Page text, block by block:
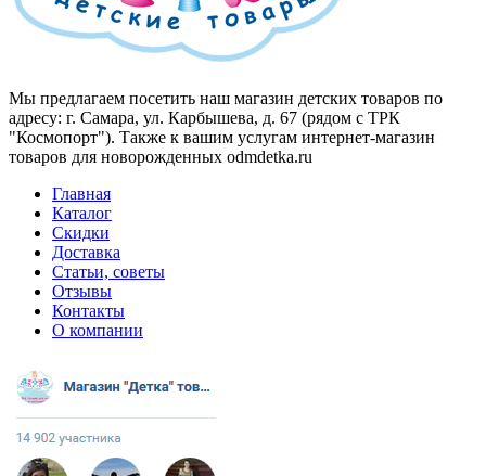
Мы предлагаем посетить наш магазин детских товаров по
адресу: г. Самара, ул. Карбышева, д. 67 (рядом с ТРК
"Космопорт"). Также к вашим услугам интернет-магазин
товаров для новорожденных odmdetka.ru
Главная
Каталог
Скидки
Доставка
Статьи, советы
Отзывы
Контакты
О компании